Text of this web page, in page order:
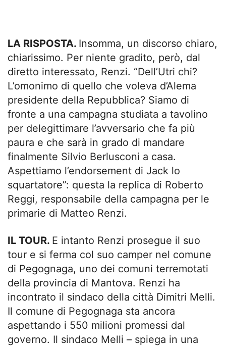
LA RISPOSTA. Insomma, un discorso chiaro,
chiarissimo. Per niente gradito, però, dal
diretto interessato, Renzi. “Dell’Utri chi?
L’omonimo di quello che voleva d’Alema
presidente della Repubblica? Siamo di
fronte a una campagna studiata a tavolino
per delegittimare l’avversario che fa più
paura e che sarà in grado di mandare
finalmente Silvio Berlusconi a casa.
Aspettiamo l’endorsement di Jack lo
squartatore”: questa la replica di Roberto
Reggi, responsabile della campagna per le
primarie di Matteo Renzi.
IL TOUR. E intanto Renzi prosegue il suo
tour e si ferma col suo camper nel comune
di Pegognaga, uno dei comuni terremotati
della provincia di Mantova. Renzi ha
incontrato il sindaco della città Dimitri Melli.
Il comune di Pegognaga sta ancora
aspettando i 550 milioni promessi dal
governo. Il sindaco Melli – spiega in una